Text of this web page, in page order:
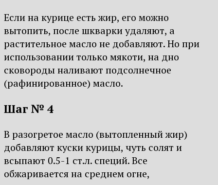
Если на курице есть жир, его можно
вытопить, после шкварки удаляют, а
растительное масло не добавляют. Но при
использовании только мякоти, на дно
сковороды наливают подсолнечное
(рафинированное) масло.
Шаг № 4
В разогретое масло (вытопленный жир)
добавляют куски курицы, чуть солят и
всыпают 0.5-1 ст.л. специй. Все
обжаривается на среднем огне,